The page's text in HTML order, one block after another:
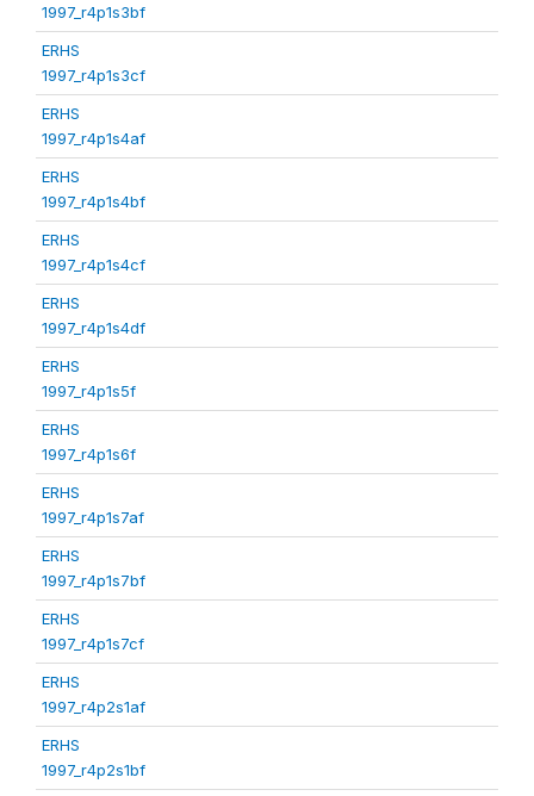
1997_r4p1s3bf
ERHS
1997_r4p1s3cf
ERHS
1997_r4p1s4af
ERHS
1997_r4p1s4bf
ERHS
1997_r4p1s4cf
ERHS
1997_r4p1s4df
ERHS
1997_r4p1s5f
ERHS
1997_r4p1s6f
ERHS
1997_r4p1s7af
ERHS
1997_r4p1s7bf
ERHS
1997_r4p1s7cf
ERHS
1997_r4p2s1af
ERHS
1997_r4p2s1bf